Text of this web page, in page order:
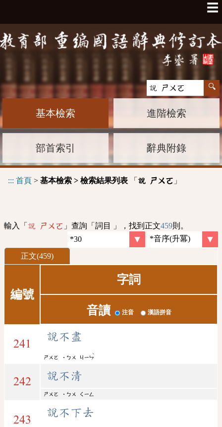
☰
基本檢索 進階檢索
部首索引 辭典附錄
::: 首頁 > 基本檢索 > 檢索結果列表 「 說 ㄕㄨㄛ 」
輸入「 說 ㄕㄨㄛ 」查詢「詞目 」，找到正文459則。
正文(459)
編號
字詞
音讀 注音 漢語拼音
241
說不盡
ㄕㄨㄛ ˙ㄅㄨ ㄐㄧㄣ
ˋ
242 說不清
ㄕㄨㄛ ˙ㄅㄨ ㄑㄧㄥ
243
說不下去